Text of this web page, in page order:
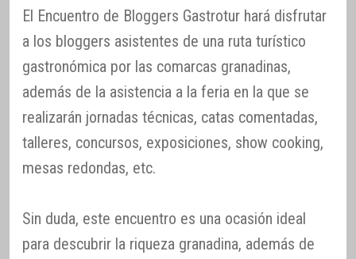
El Encuentro de Bloggers Gastrotur hará disfrutar
a los bloggers asistentes de una ruta turístico
gastronómica por las comarcas granadinas,
además de la asistencia a la feria en la que se
realizarán jornadas técnicas, catas comentadas,
talleres, concursos, exposiciones, show cooking,
mesas redondas, etc.
Sin duda, este encuentro es una ocasión ideal
para descubrir la riqueza granadina, además de